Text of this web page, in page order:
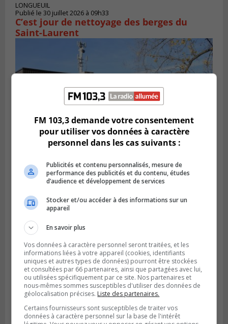
LONGUEUIL
Publié le 30 juillet 2026 à 09h33
C’est jour de nettoyage des berges du
Saint-Laurent
CANDIAC
Publié le 27 juillet 2026 à 14h40
Candiac propulse sa transition verte
SAINT-BRUNO-DE-MONTARVILLE
FM 103,3 demande votre consentement
pour utiliser vos données à caractère
personnel dans les cas suivants :
Publicités et contenu personnalisés, mesure de
performance des publicités et du contenu, études
d’audience et développement de services
Stocker et/ou accéder à des informations sur un
appareil
En savoir plus
Vos données à caractère personnel seront traitées, et les
informations liées à votre appareil (cookies, identifiants
uniques et autres types de données) pourront être stockées
et consultées par 66 partenaires, ainsi que partagées avec lui,
ou utilisées spécifiquement par ce site. Nos partenaires et
nous-mêmes sommes susceptibles d'utiliser des données de
géolocalisation précises. Liste des partenaires.
Certains fournisseurs sont susceptibles de traiter vos
données à caractère personnel sur la base de l'intérêt